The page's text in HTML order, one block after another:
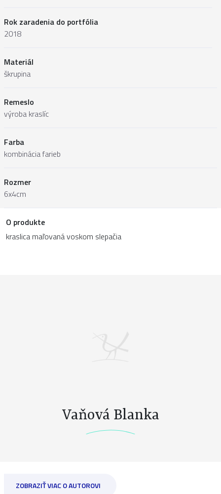
Rok zaradenia do portfólia
2018
Materiál
škrupina
Remeslo
výroba kraslíc
Farba
kombinácia farieb
Rozmer
6x4cm
O produkte
kraslica maľovaná voskom slepačia
Vaňová Blanka
ZOBRAZIŤ VIAC O AUTOROVI